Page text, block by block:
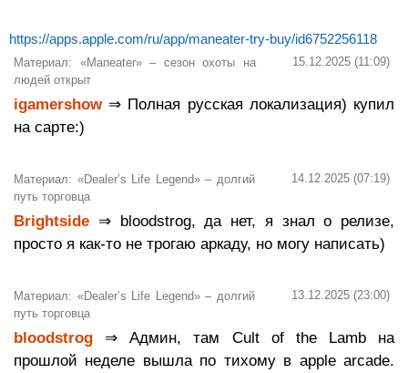
https://apps.apple.com/ru/app/maneater-try-buy/id6752256118
15.12.2025 (11:09)
Материал: «Maneater» – сезон охоты на
людей открыт
igamershow⇒ Полная русская локализация) купил
на сарте:)
14.12.2025 (07:19)
Материал: «Dealer’s Life Legend» – долгий
путь торговца
Brightside ⇒ bloodstrog, да нет, я знал о релизе,
просто я как-то не трогаю аркаду, но могу написать)
13.12.2025 (23:00)
Материал: «Dealer’s Life Legend» – долгий
путь торговца
bloodstrog ⇒ Админ, там Cult of the Lamb на
прошлой неделе вышла по тихому в apple arcade.